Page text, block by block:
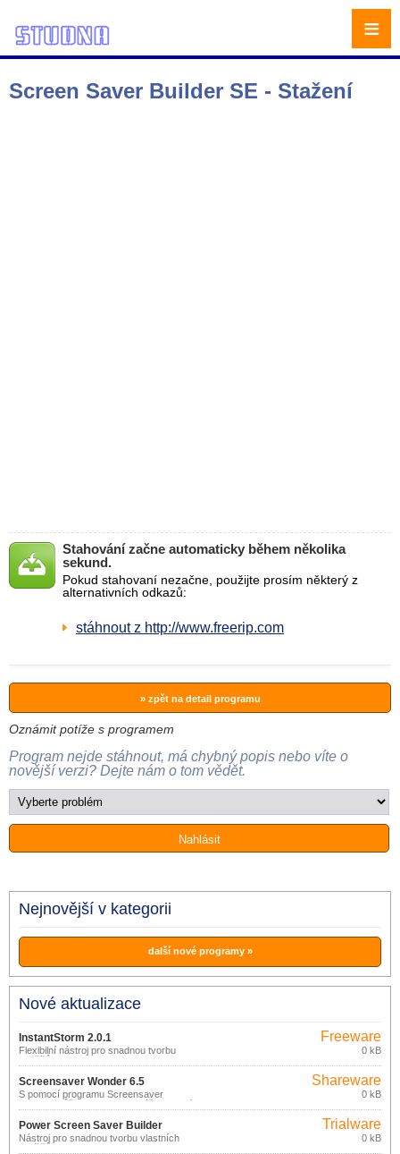
Screen Saver Builder SE - Stažení
Stahování začne automaticky během několika
sekund.
Pokud stahovaní nezačne, použijte prosím některý z
alternativních odkazů:
stáhnout z http://www.freerip.com
» zpět na detail programu
Oznámit potíže s programem
Program nejde stáhnout, má chybný popis nebo víte o
novější verzi? Dejte nám o tom vědět.
Nejnovější v kategorii
další nové programy »
Nové aktualizace
InstantStorm 2.0.1
Flexibilní nástroj pro snadnou tvorbu
spořičů obrazovky z Flash (SWF)
souborů.
Freeware
0 kB
Screensaver Wonder 6.5
S pomocí programu Screensaver
Wonder můžete snadno vytvářet vlastní
spořiče obrazovky z oblíbeným snímků
nebo videoklipů.
Shareware
0 kB
Power Screen Saver Builder
Personal Edition 4.2.2
Nástroj pro snadnou tvorbu vlastních
spořičů obrazovky.
Trialware
0 kB
≡